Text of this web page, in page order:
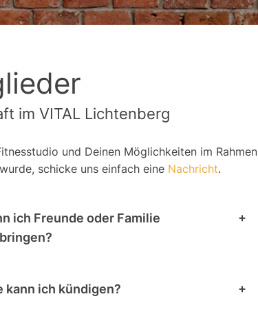
im VITAL Lichtenberg
und Deinen Möglichkeiten im Rahmen
schicke uns einfach eine Nachricht.
ich Freunde oder Familie
kann ich kündigen?